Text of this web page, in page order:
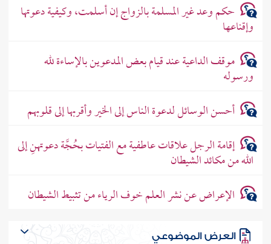
حكم وعد غير المسلمة بالزواج إن أسلمت، وكيفية دعوتها
وإقناعها
موقف الداعية عند قيام بعض المدعوين بالإساءة لله
ورسوله
أحسن الوسائل لدعوة الناس إلى الخير وأقربها إلى قلوبهم
إقامة الرجل علاقات عاطفية مع الفتيات بحُجَّة دعوتهنِ إلى
الله من مكائد الشيطان
الإعراض عن نشر العلم خوف الرياء من تثبيط الشيطان
العرض الموضوعي